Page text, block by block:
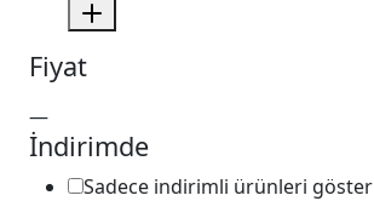
Fiyat
—
İndirimde
Sadece indirimli ürünleri göster